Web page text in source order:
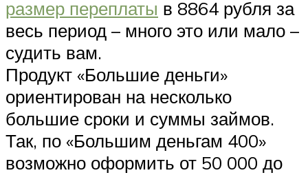
размер переплаты в 8864 рубля за
весь период – много это или мало –
судить вам.
Продукт «Большие деньги»
ориентирован на несколько
большие сроки и суммы займов.
Так, по «Большим деньгам 400»
возможно оформить от 50 000 до